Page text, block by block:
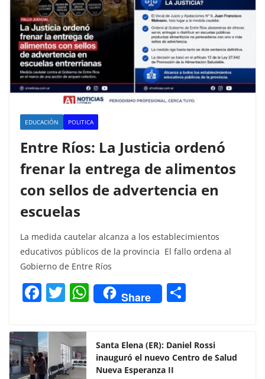
EDUCACIÓN POLITICA
Entre Ríos: La Justicia ordenó
frenar la entrega de alimentos
con sellos de advertencia en
escuelas
La medida cautelar alcanza a los establecimientos
educativos públicos de la provincia El fallo ordena al
Gobierno de Entre Ríos
F
c
e
b
T
itt
er
W
h
s
A
Share
p
ar
Santa Elena (ER): Daniel Rossi
inauguró el nuevo Centro de Salud
Nueva Esperanza II